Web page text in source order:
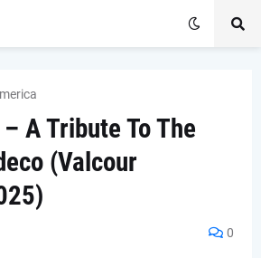
A Tribute To The
(Valcour
0